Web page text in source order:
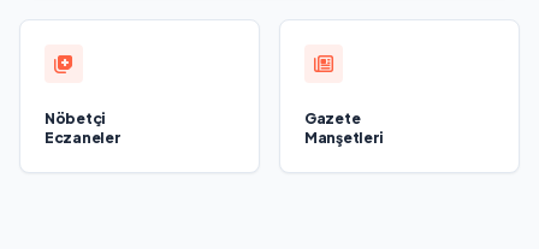
Nöbetçi
Eczaneler
Gazete
Manşetleri